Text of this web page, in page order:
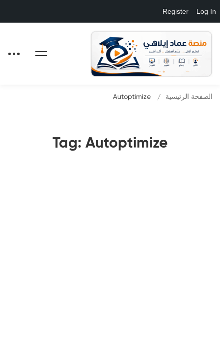
Log In
Register
Tag: Autoptimize
الصفحة الرئيسية Autoptimize